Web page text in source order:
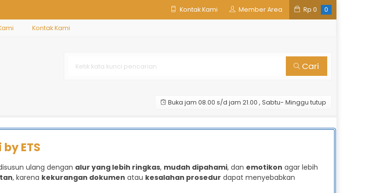
Kontak Kami Member Area Rp 0 0
Kontak Kami
Cari
Buka jam 08.00 s/d jam 21.00 , Sabtu- Minggu tutup
ETS
ulang dengan alur yang lebih ringkas, mudah dipahami, dan emotikon agar lebih
, karena kekurangan dokumen atau kesalahan prosedur dapat menyebabkan